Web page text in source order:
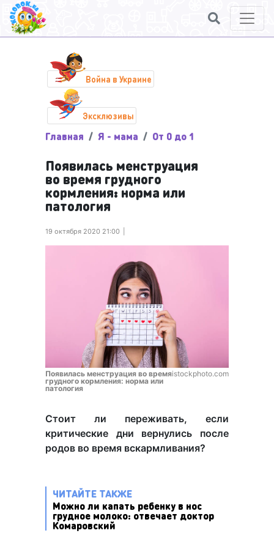
Война в Украине
Эксклюзивы
Главная Я - мама От 0 до 1
Появилась менструация
во время грудного
кормления: норма или
патология
19 октября 2020 21:00
Появилась менструация во время
грудного кормления: норма или
патология
istockphoto.com
Стоит ли переживать, если
критические дни вернулись после
родов во время вскармливания?
ЧИТАЙТЕ ТАКЖЕ
Можно ли капать ребенку в нос
грудное молоко: отвечает доктор
Комаровский